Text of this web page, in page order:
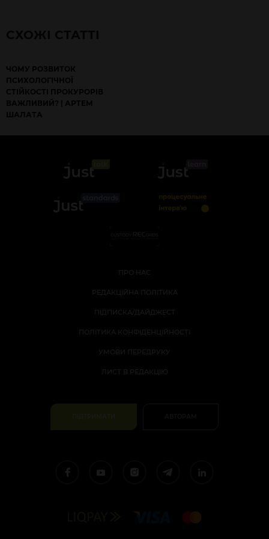
ЧОМУ РОЗВИТОК
ПСИХОЛОГІЧНОЇ
СТІЙКОСТІ ПРОКУРОРІВ
ВАЖЛИВИЙ? | АРТЕМ
ШАЛАТА
ПРО НАС
РЕДАКЦІЙНА ПОЛІТИКА
ПІДПИСКА/ДАЙДЖЕСТ
ПОЛІТИКА КОНФІДЕНЦІЙНОСТІ
УМОВИ ПЕРЕДРУКУ
ЛИСТ В РЕДАКЦІЮ